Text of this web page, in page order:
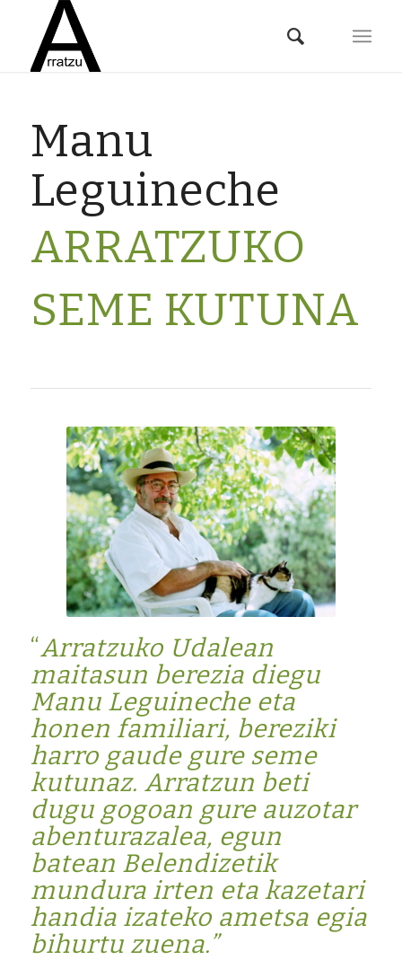
Manu
Leguineche
ARRATZUKO
SEME KUTUNA
“Arratzuko Udalean
maitasun berezia diegu
Manu Leguineche eta
honen familiari, bereziki
harro gaude gure seme
kutunaz. Arratzun beti
dugu gogoan gure auzotar
abenturazalea, egun
batean Belendizetik
mundura irten eta kazetari
handia izateko ametsa egia
bihurtu zuena.”